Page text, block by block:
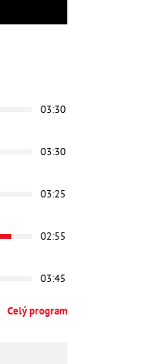
03:30
03:30
03:25
02:55
03:45
Celý program